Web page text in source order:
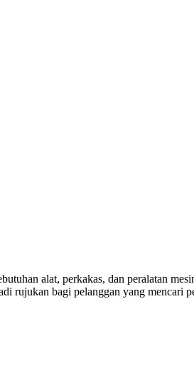
alat, perkakas, dan peralatan
rujukan bagi pelanggan yang mencari